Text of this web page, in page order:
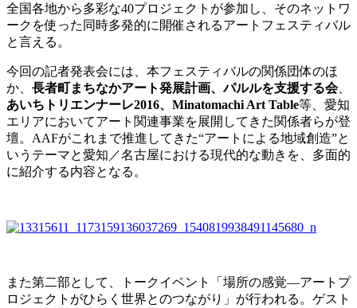
全国各地から多彩な40プロジェクトが参加し
そのネットワ
ークを使った同時多発的に開催されるアートフェステ ィバル
と言える。
今回の記者発表会には、本フェスティバルの関係団体のほ
か、 長者町まちなかアート発展計画、パルルを支援する会、
あいちトリエンナーレ2016、Minatomachi Art Table等、愛知
エリアにおいてアート関連事業を展開してきた関係者らが登
壇。AAFがこれまで推進してきた“アートによる地域創造”と
いうテーマと愛知／名古屋における現代的な動きを、多面的
に紹介する内容となる。
また第二部として、トークイベント「場所の感覚—アートプ
ロジェクトがひらく世界とのつながり」が行われる。ゲスト